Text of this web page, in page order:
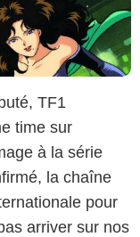
TF1
time sur
à la série
la chaîne
pour
arriver sur nos